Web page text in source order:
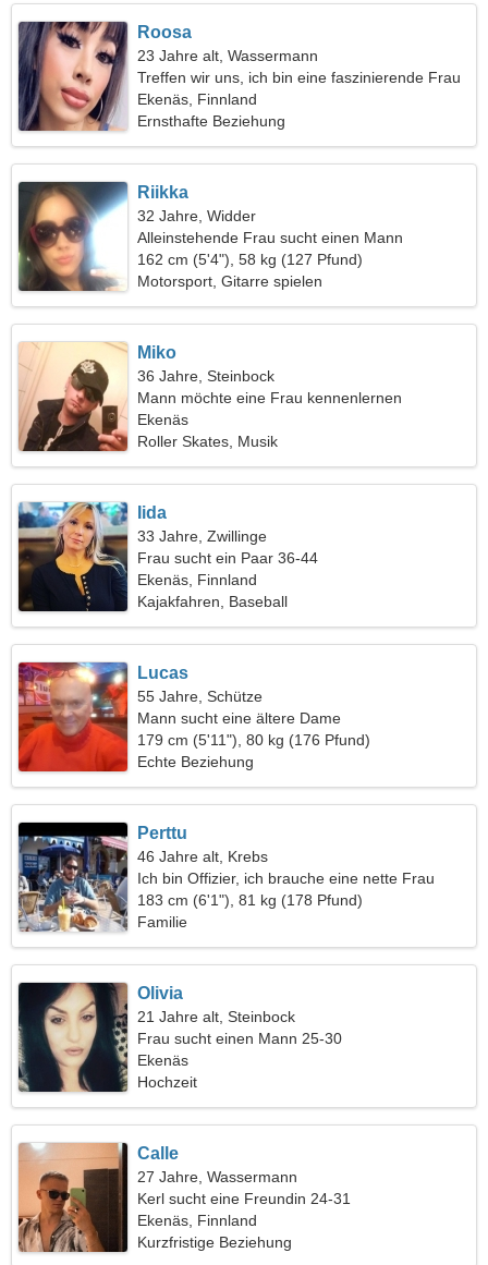
Roosa
23 Jahre alt, Wassermann
Treffen wir uns, ich bin eine faszinierende Frau
Ekenäs, Finnland
Ernsthafte Beziehung
Riikka
32 Jahre, Widder
Alleinstehende Frau sucht einen Mann
162 cm (5'4"), 58 kg (127 Pfund)
Motorsport, Gitarre spielen
Miko
36 Jahre, Steinbock
Mann möchte eine Frau kennenlernen
Ekenäs
Roller Skates, Musik
Iida
33 Jahre, Zwillinge
Frau sucht ein Paar 36-44
Ekenäs, Finnland
Kajakfahren, Baseball
Lucas
55 Jahre, Schütze
Mann sucht eine ältere Dame
179 cm (5'11"), 80 kg (176 Pfund)
Echte Beziehung
Perttu
46 Jahre alt, Krebs
Ich bin Offizier, ich brauche eine nette Frau
183 cm (6'1"), 81 kg (178 Pfund)
Familie
Olivia
21 Jahre alt, Steinbock
Frau sucht einen Mann 25-30
Ekenäs
Hochzeit
Calle
27 Jahre, Wassermann
Kerl sucht eine Freundin 24-31
Ekenäs, Finnland
Kurzfristige Beziehung